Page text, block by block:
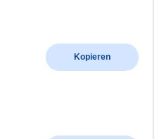
Kopieren